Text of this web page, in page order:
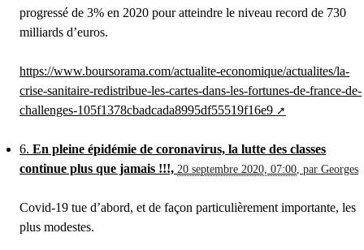
progressé de 3% en 2020 pour atteindre le niveau record de 730
milliards d’euros.
https://www.boursorama.com/actualite-economique/actualites/la-
crise-sanitaire-redistribue-les-cartes-dans-les-fortunes-de-france-de-
challenges-105f1378cbadcada8995df55519f16e9
6. En pleine épidémie de coronavirus, la lutte des classes
continue plus que jamais !!!, 20 septembre 2020, 07:00 par Georges
Covid-19 tue d’abord, et de façon particulièrement importante, les
plus modestes.